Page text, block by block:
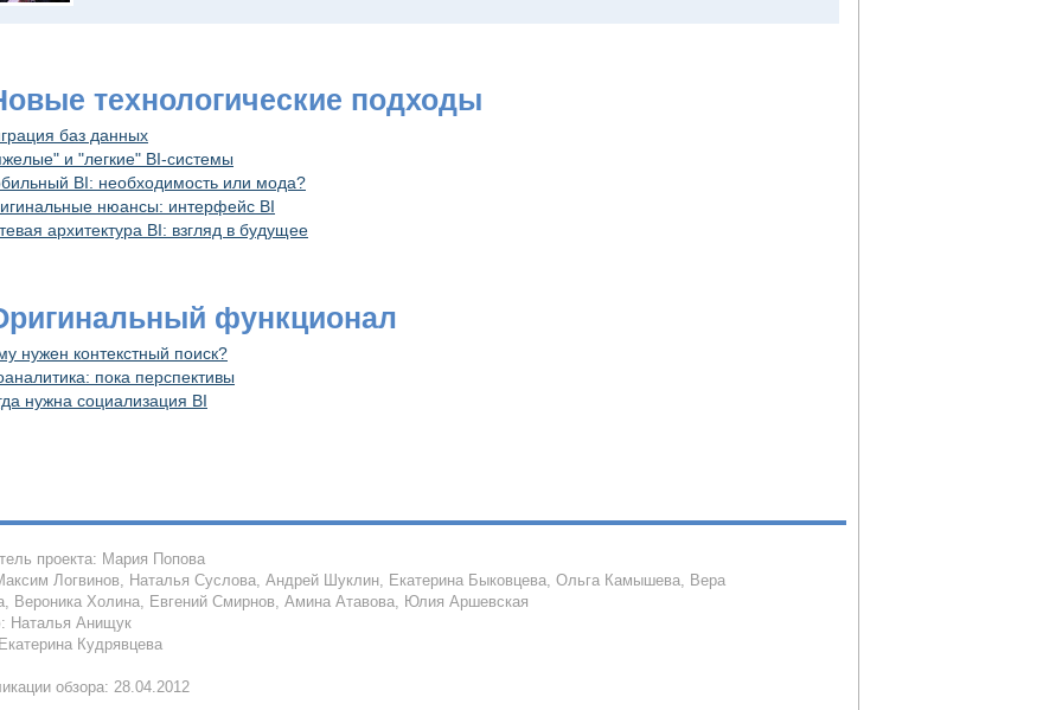
технологические подходы
баз данных
и "легкие" BI-системы
BI: необходимость или мода?
нюансы: интерфейс BI
архитектура BI: взгляд в будущее
функционал
нужен контекстный поиск?
пока перспективы
нужна социализация BI
проекта: Мария Попова
Логвинов, Наталья Суслова, Андрей Шуклин, Екатерина Быковцева, Ольга Камышева, Вера
Вероника Холина, Евгений Смирнов, Амина Атавова, Юлия Аршевская
Наталья Анищук
Кудрявцева
обзора: 28.04.2012